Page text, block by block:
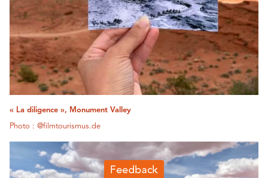
« La diligence », Monument Valley
Photo : @filmtourismus.de